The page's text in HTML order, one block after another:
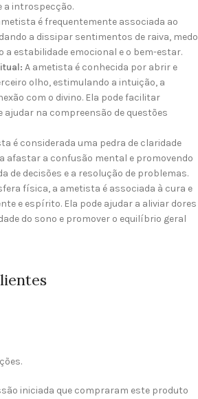
a introspecção.
é frequentemente associada ao
a dissipar sentimentos de raiva, medo
a estabilidade emocional e o bem-estar.
A ametista é conhecida por abrir e
olho, estimulando a intuição, a
com o divino. Ela pode facilitar
ajudar na compreensão de questões
é considerada uma pedra de claridade
afastar a confusão mental e promovendo
de decisões e a resolução de problemas.
física, a ametista é associada à cura e
e espírito. Ela pode ajudar a aliviar dores
do sono e promover o equilíbrio geral
iniciada que compraram este produto